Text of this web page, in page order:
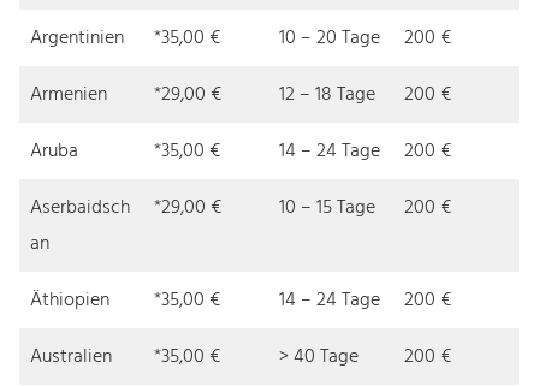
Argentinien *35,00 € 10 – 20 Tage
200 €
Armenien
*29,00 € 12 – 18 Tage
200 €
Aruba
*35,00 € 14 – 24 Tage
200 €
Aserbaidsch
an
*29,00 € 10 – 15 Tage 200 €
Äthiopien *35,00 € 14 – 24 Tage
200 €
Australien
*35,00 € > 40 Tage
200 €